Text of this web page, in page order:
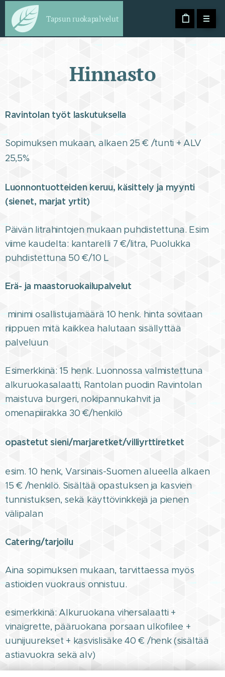
Tapsun ruokapalvelut
Hinnasto
Ravintolan työt laskutuksella
Sopimuksen mukaan, alkaen 25 € /tunti + ALV
25,5%
Luonnontuotteiden keruu, käsittely ja myynti
(sienet, marjat yrtit)
Päivän litrahintojen mukaan puhdistettuna. Esim
viime kaudelta: kantarelli 7 €/litra, Puolukka
puhdistettuna 50 €/10 L
Erä- ja maastoruokailupalvelut
minimi osallistujamäärä 10 henk. hinta sovitaan
riippuen mitä kaikkea halutaan sisällyttää
palveluun
Esimerkkinä: 15 henk. Luonnossa valmistettuna
alkuruokasalaatti, Rantolan puodin Ravintolan
maistuva burgeri, nokipannukahvit ja
omenapiirakka 30 €/henkilö
opastetut sieni/marjaretket/villiyrttiretket
esim. 10 henk, Varsinais-Suomen alueella alkaen
15 € /henkilö. Sisältää opastuksen ja kasvien
tunnistuksen, sekä käyttövinkkejä ja pienen
välipalan
Catering/tarjoilu
Aina sopimuksen mukaan, tarvittaessa myös
astioiden vuokraus onnistuu.
esimerkkinä: Alkuruokana vihersalaatti +
vinaigrette, pääruokana porsaan ulkofilee +
uunijuurekset + kasvislisäke 40 € /henk (sisältää
astiavuokra sekä alv)